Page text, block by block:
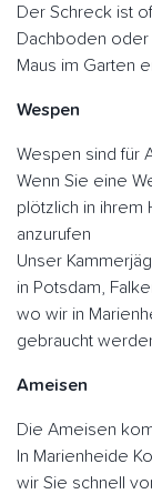
Der Schreck ist
Dachboden
Maus im Garten
Wespen
Wespen sind für
Wenn Sie eine
plötzlich in ihrem
anzurufen
Unser
in Potsdam,
wo wir in
gebraucht
Ameisen
Die Ameisen
In Marienheide
wir Sie schnell